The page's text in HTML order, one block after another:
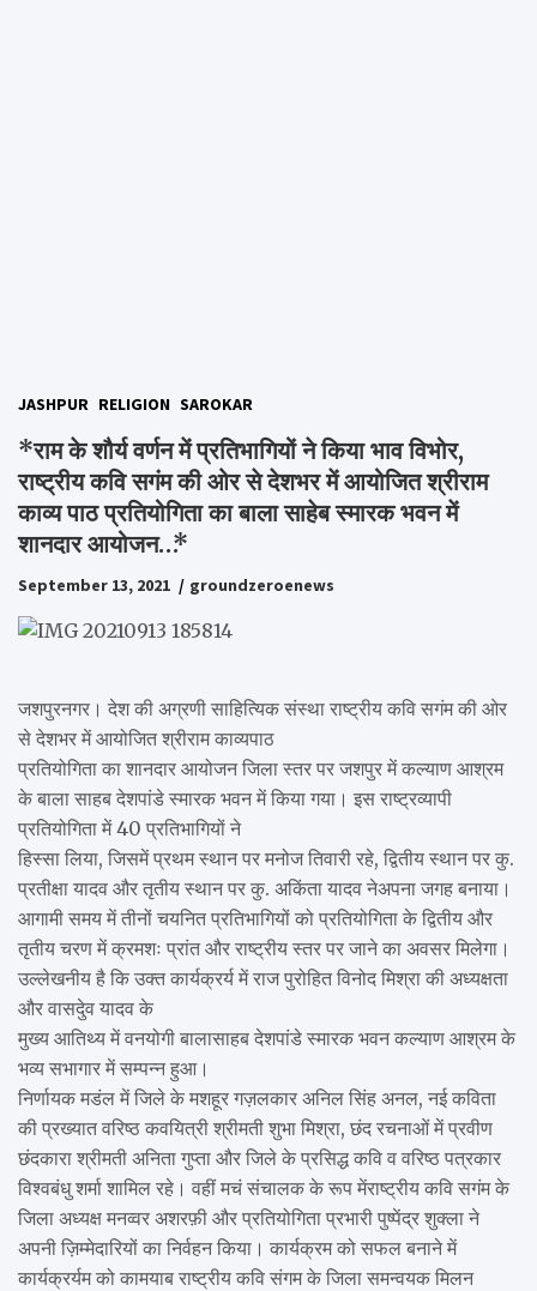
JASHPUR RELIGION SAROKAR
*राम के शौर्य वर्णन में प्रतिभागियों ने किया भाव विभोर,
राष्ट्रीय कवि सगंम की ओर से देशभर में आयोजित श्रीराम
काव्य पाठ प्रतियोगिता का बाला साहेब स्मारक भवन में
शानदार आयोजन…*
September 13, 2021 groundzeroenews
जशपुरनगर। देश की अग्रणी साहित्यिक संस्था राष्ट्रीय कवि सगंम की ओर
से देशभर में आयोजित श्रीराम काव्यपाठ
प्रतियोगिता का शानदार आयोजन जिला स्तर पर जशपुर में कल्याण आश्रम
के बाला साहब देशपांडे स्मारक भवन में किया गया। इस राष्ट्रव्यापी
प्रतियोगिता में 40 प्रतिभागियों ने
हिस्सा लिया, जिसमें प्रथम स्थान पर मनोज तिवारी रहे, द्वितीय स्थान पर कु.
प्रतीक्षा यादव और तृतीय स्थान पर कु. अकिंता यादव नेअपना जगह बनाया।
आगामी समय में तीनों चयनित प्रतिभागियों को प्रतियोगिता के द्वितीय और
तृतीय चरण में क्रमशः प्रांत और राष्ट्रीय स्तर पर जाने का अवसर मिलेगा।
उल्लेखनीय है कि उक्त कार्यक्रर्य में राज पुरोहित विनोद मिश्रा की अध्यक्षता
और वासदुेव यादव के
मुख्य आतिथ्य में वनयोगी बालासाहब देशपांडे स्मारक भवन कल्याण आश्रम के
भव्य सभागार में सम्पन्न हुआ।
निर्णायक मडंल में जिले के मशहूर गज़लकार अनिल सिंह अनल, नई कविता
की प्रख्यात वरिष्ठ कवयित्री श्रीमती शुभा मिश्रा, छंद रचनाओं में प्रवीण
छंदकारा श्रीमती अनिता गुप्ता और जिले के प्रसिद्ध कवि व वरिष्ठ पत्रकार
विश्वबंधु शर्मा शामिल रहे। वहीं मचं संचालक के रूप मेंराष्ट्रीय कवि सगंम के
जिला अध्यक्ष मनव्वर अशरफ़ी और प्रतियोगिता प्रभारी पुष्पेंद्र शुक्ला ने
अपनी ज़िम्मेदारियों का निर्वहन किया। कार्यक्रम को सफल बनाने में
कार्यक्रर्यम को कामयाब राष्ट्रीय कवि संगम के जिला समन्वयक मिलन